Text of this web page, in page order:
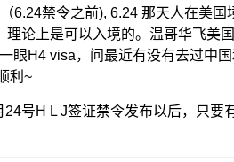
6.24禁令之前), 6.24 那天人在美
理论上是可以入境的。温哥华飞美
眼H4 visa，问最近有没有去过中
利~
号H L J签证禁令发布以后，只要